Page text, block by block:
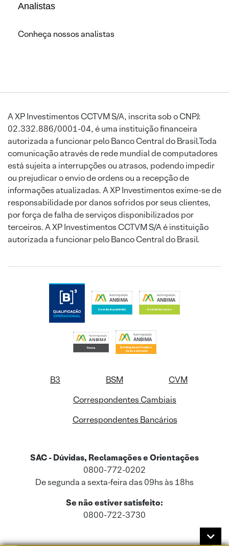
Analistas
Conheça nossos analistas
A XP Investimentos CCTVM S/A, inscrita sob o CNPJ:
02.332.886/0001-04, é uma instituição financeira
autorizada a funcionar pelo Banco Central do Brasil.Toda
comunicação através de rede mundial de computadores
está sujeita a interrupções ou atrasos, podendo impedir
ou prejudicar o envio de ordens ou a recepção de
informações atualizadas. A XP Investimentos exime-se de
responsabilidade por danos sofridos por seus clientes,
por força de falha de serviços disponibilizados por
terceiros. A XP Investimentos CCTVM S/A é instituição
autorizada a funcionar pelo Banco Central do Brasil.
B3 BSM
CVM
Correspondentes Cambiais
Correspondentes Bancários
SAC - Dúvidas, Reclamações e Orientações
0800-772-0202
De segunda a sexta-feira das 09hs às 18hs
Se não estiver satisfeito:
0800-722-3730